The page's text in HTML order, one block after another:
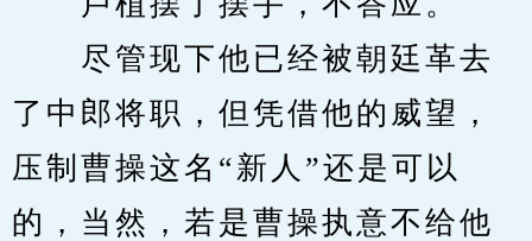
尽管现下他已经被朝廷革去
了中郎将职，但凭借他的威望，
压制曹操这名“新人”还是可以
的，当然，若是曹操执意不给他